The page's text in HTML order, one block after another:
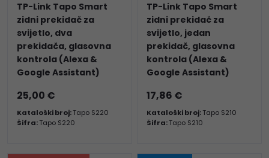
TP-Link Tapo Smart
zidni prekidač za
svijetlo, dva
prekidača, glasovna
kontrola (Alexa &
Google Assistant)
25,00 €
Kataloški broj:Tapo S220
Šifra:Tapo S220
TP-Link Tapo Smart
zidni prekidač za
svijetlo, jedan
prekidač, glasovna
kontrola (Alexa &
Google Assistant)
17,86 €
Kataloški broj:Tapo S210
Šifra:Tapo S210